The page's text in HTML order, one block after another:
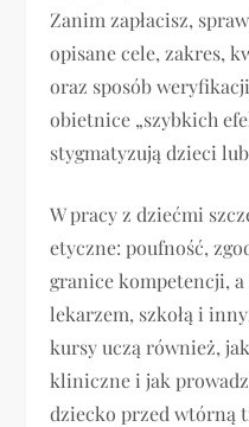
Zanim zapłacisz,
opisane cele, zakres,
oraz sposób
obietnice „szybkich
stygmatyzują dzieci
W pracy z dziećmi
etyczne: poufność,
granice kompetencji, a
lekarzem, szkołą i
kursy uczą również,
kliniczne i jak
dziecko przed wtórną